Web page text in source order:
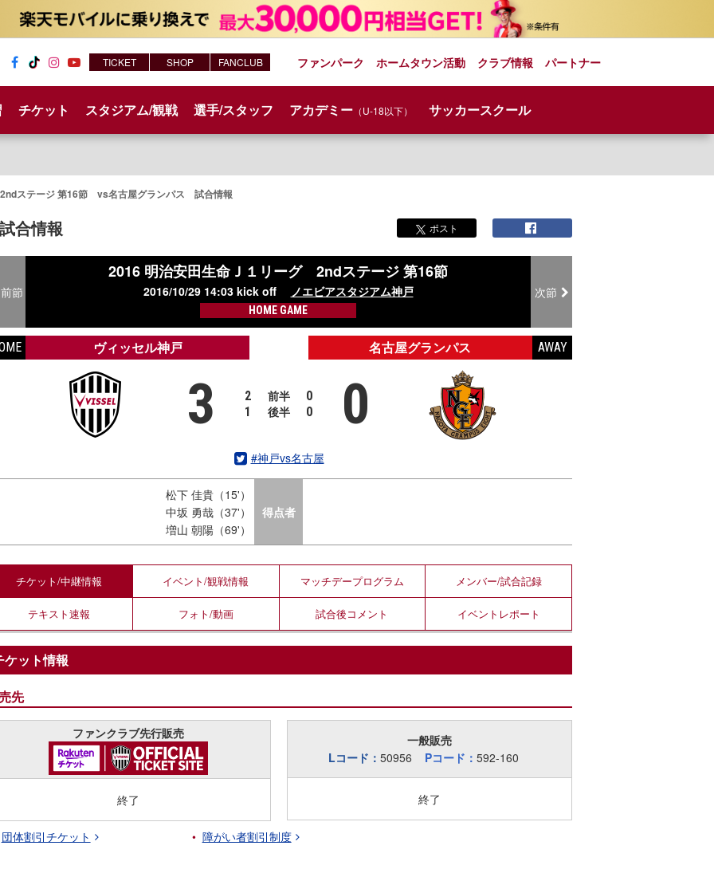
am e
チケット スタジアム/観戦 選手/スタッフ アカデミー（U-18以下） サッカースクール
ファンパーク ホームタウン活動 クラブ情報 パートナー
TICKET SHOP FANCLUB
2ndステージ 第16節 vs名古屋グランパス 試合情報
試合情報 ポスト
前節
2016 明治安田生命Ｊ１リーグ 2ndステージ 第16節
2016/10/29 14:03 kick off ノエビアスタジアム神戸
HOME GAME
次節
ヴィッセル神戸 AWAY
名古屋グランパス
3 2 前半
0
1
後半 0 0
#神戸vs名古屋
松下 佳貴（15'）
中坂 勇哉（37'）
増山 朝陽（69'）
得点者
チケット/中継情報 イベント/観戦情報 マッチデープログラム メンバー/試合記録
テキスト速報 フォト/動画 試合後コメント イベント レポート
ケット情報
先
ファンクラブ先行販売
終了
一般販売
Lコード： 50956 Pコード： 592-160
終了
団体割引チケット 障がい者割引制度